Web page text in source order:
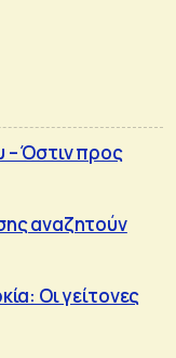
– Όστιν προς
αναζητούν
Οι γείτονες